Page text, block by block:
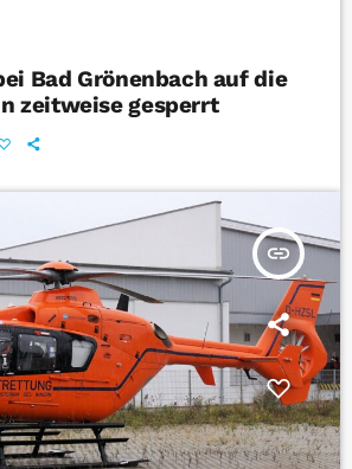
Bad Grönenbach auf die
zeitweise gesperrt
insert_link